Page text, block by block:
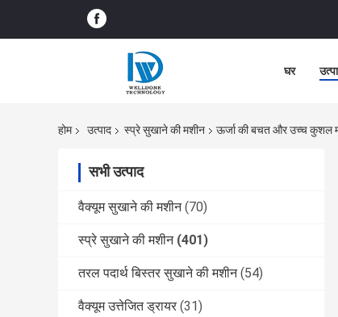
घर
होम उत्पाद स्प्रे सुखाने की मशीन ऊर्जा की बचत और उच्च कुशल
सभी उत्पाद
वैक्यूम सुखाने की मशीन (70)
स्प्रे सुखाने की मशीन (401)
तरल पदार्थ बिस्तर सुखाने की मशीन (54)
वैक्यूम उत्तेजित ड्रायर (31)